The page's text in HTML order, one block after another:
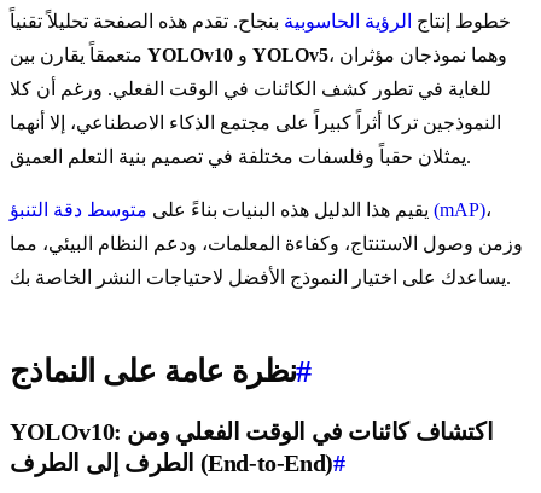
خطوط إنتاج الرؤية الحاسوبية بنجاح. تقدم هذه الصفحة تحليلاً تقنياً
YOLOv10 YOLOv5، وهما نموذجان مؤثران
للغاية في تطور كشف الكائنات في الوقت الفعلي. ورغم أن كلا
النموذجين تركا أثراً كبيراً على مجتمع الذكاء الاصطناعي، إلا أنهما
يمثلان حقباً وفلسفات مختلفة في تصميم بنية التعلم العميق.
يقيم هذا الدليل هذه البنيات بناءً على متوسط دقة التنبؤ (mAP)،
وزمن وصول الاستنتاج، وكفاءة المعلمات، ودعم النظام البيئي، مما
يساعدك على اختيار النموذج الأفضل لاحتياجات النشر الخاصة بك.
نظرة عامة على النماذج#
YOLOv10: اكتشاف كائنات في الوقت الفعلي ومن
الطرف إلى الطرف (End-to-End)#